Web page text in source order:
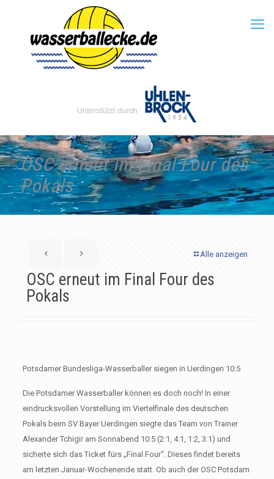
OSC erneut im Final Four des
Pokals
Alle anzeigen
OSC erneut im Final Four des
Pokals
Potsdamer Bundesliga-Wasserballer siegen in Uerdingen 10:5
Die Potsdamer Wasserballer können es doch noch! In einer
eindrucksvollen Vorstellung im Viertelfinale des deutschen
Pokals beim SV Bayer Uerdingen siegte das Team von Trainer
Alexander Tchigir am Sonnabend 10:5 (2:1, 4:1, 1:2, 3:1) und
sicherte sich das Ticket fürs „Final Four“. Dieses findet bereits
am letzten Januar-Wochenende statt. Ob auch der OSC Potsdam